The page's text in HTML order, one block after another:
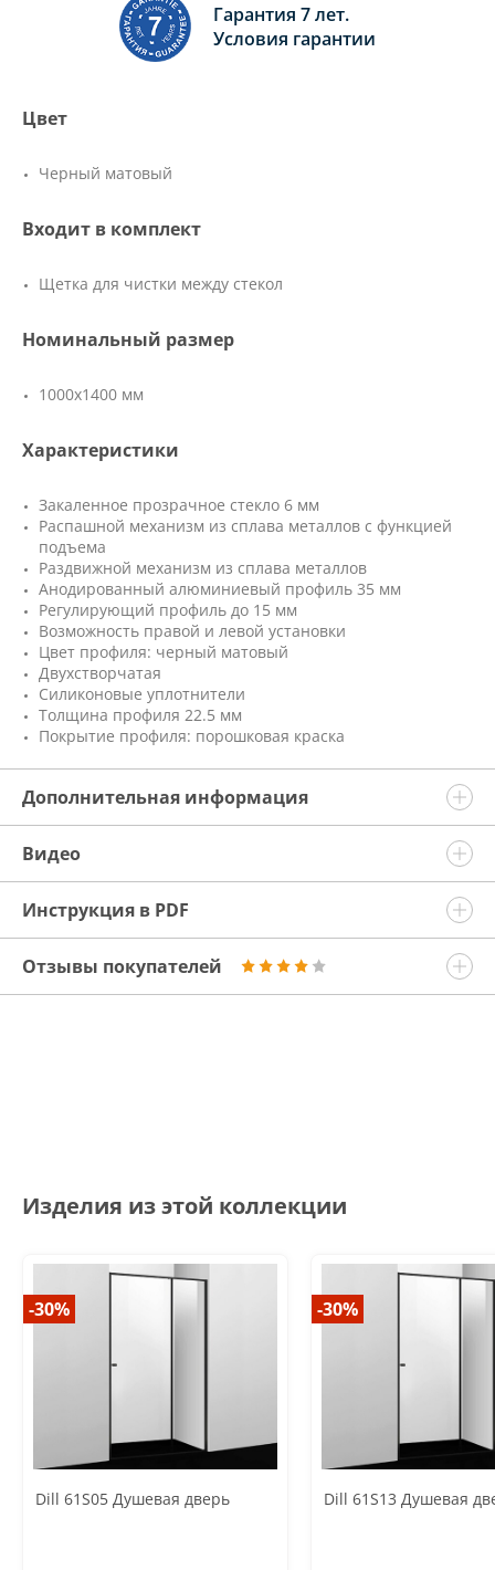
Гарантия 7 лет.
Условия гарантии
Цвет
Черный матовый
Входит в комплект
Щетка для чистки между стекол
Номинальный размер
1000х1400 мм
Характеристики
Закаленное прозрачное стекло 6 мм
Распашной механизм из сплава металлов с функцией
подъема
Раздвижной механизм из сплава металлов
Анодированный алюминиевый профиль 35 мм
Регулирующий профиль до 15 мм
Возможность правой и левой установки
Цвет профиля: черный матовый
Двухстворчатая
Силиконовые уплотнители
Толщина профиля 22.5 мм
Покрытие профиля: порошковая краска
Дополнительная информация
Видео
Инструкция в PDF
Отзывы покупателей
Изделия из этой коллекции
-30%
Dill 61S05 Душевая дверь
-30%
Dill 61S13 Душевая